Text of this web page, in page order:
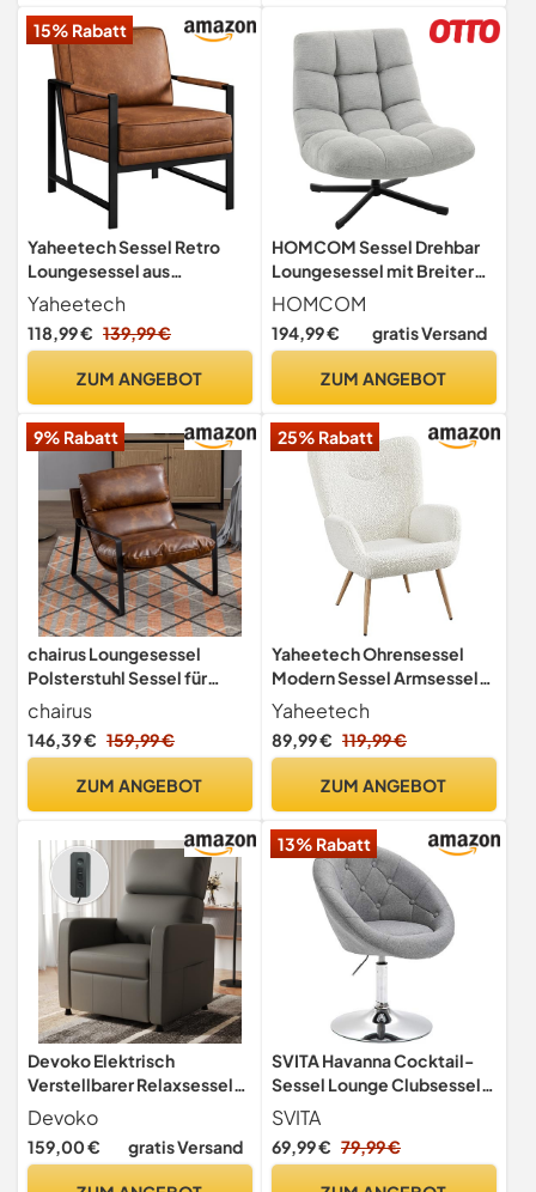
15% Rabatt
Yaheetech Sessel Retro
Loungesessel aus
Kunstleder Hellbraun
Yaheetech
118,99 € 139,99 €
ZUM ANGEBOT
HOMCOM Sessel Drehbar
Loungesessel mit Breiter
Sitzfläche Hellgrau
HOMCOM
194,99 € gratis Versand
ZUM ANGEBOT
9% Rabatt
chairus Loungesessel
Polsterstuhl Sessel für
Wohnzimmer aus PU Leder
Modern Ohrensessel
Schlafzimmer Relaxsessel
chairus
146,39 € 159,99 €
ZUM ANGEBOT
25% Rabatt
Yaheetech Ohrensessel
Modern Sessel Armsessel
Lehnsessel Polsterstuhl mit
Holzbeine bis 136 kg
Belastbar 81 x 73,5 x 98 cm
Yaheetech
89,99 € 119,99 €
ZUM ANGEBOT
Devoko Elektrisch
Verstellbarer Relaxsessel
mit Liegefunktion -
Fernsehsessel Einzelsessel
Ruhesessel Liegesessel für
Devoko
159,00 € gratis Versand
13% Rabatt
SVITA Havanna Cocktail-
Sessel Lounge Clubsessel
Drehsessel Retro Barhocker
Stoff Grau
SVITA
69,99 € 79,99 €